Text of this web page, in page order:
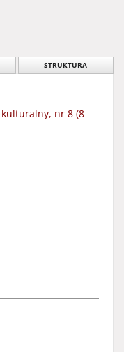
STRUKTURA
nr 8 (8